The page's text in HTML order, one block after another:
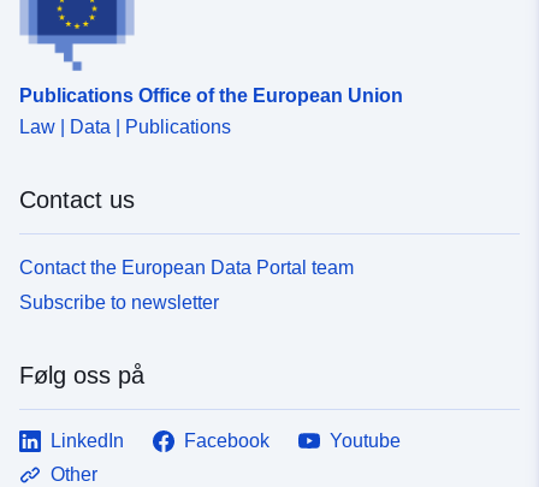
Publications Office of the European Union
Law | Data | Publications
Contact us
Contact the European Data Portal team
Subscribe to newsletter
Følg oss på
LinkedIn Facebook
Youtube
Other